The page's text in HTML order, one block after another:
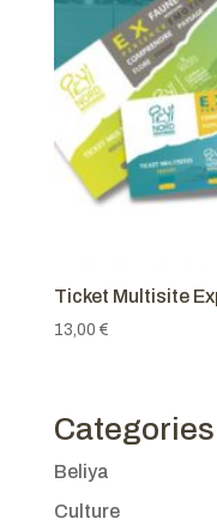
Ticket Multisite
13,00 €
Categories
Beliya
Culture